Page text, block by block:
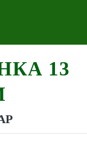
13